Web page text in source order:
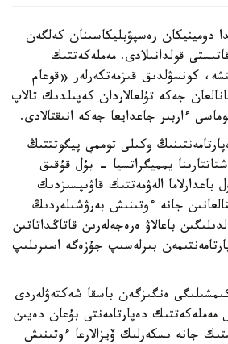
دومينيكان رەسپۋبليكاسىنان كەلگەن
قولدانىلادى. مەملەكەتتىك
كونسۋلدىق قىزمەتكەرلەر «قوعام
جەكە تۇلعالاردان كەپىلدىك تالاپ
ءاربىر جاعدايعا جەكە انىقتالادى.
وكىلى توممي پيگوتتتىڭ
يمميگراتسيا - بۇل قۇقىق
الەۋمەتتىك قاۋىپسىزدىك
جانە ءوتىنىش بەرۋشىلەردىڭ
باعالاۋ ەرەجەلەرىن قاتاڭداتاتىن
بىرلەسىپ جۇزەگە اسىرىلىپ
ەنگىزگەن باسقا شەكتەۋلەردى
دەپارتامەنتى بۇعان دەيىن
جانە ىسكەرلىك ۆيزالارعا ءوتىنىش